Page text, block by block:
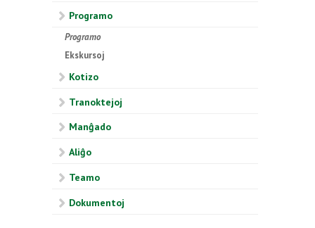
Programo
Programo
Ekskursoj
Kotizo
Tranoktejoj
Manĝado
Aliĝo
Teamo
Dokumentoj